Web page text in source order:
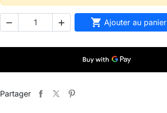
   Ajouter au panier
Partager